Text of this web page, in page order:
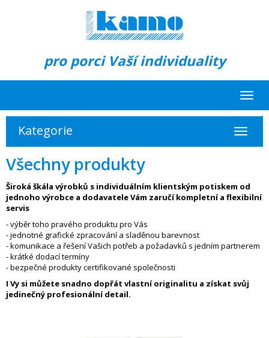
pro porci Vaší individuality
Kategorie
Toggle
Všechny produkty
Široká škála výrobků s individuálním klientským potiskem od
jednoho výrobce a dodavatele Vám zaručí kompletní a flexibilní
servis
- výběr toho pravého produktu pro Vás
- jednotné grafické zpracování a sladěnou barevnost
- komunikace a řešení Vašich potřeb a požadavků s jedním partnerem
- krátké dodací termíny
- bezpečné produkty certifikované společnosti
I Vy si můžete snadno dopřát vlastní originalitu a získat svůj
jedinečný profesionální detail.